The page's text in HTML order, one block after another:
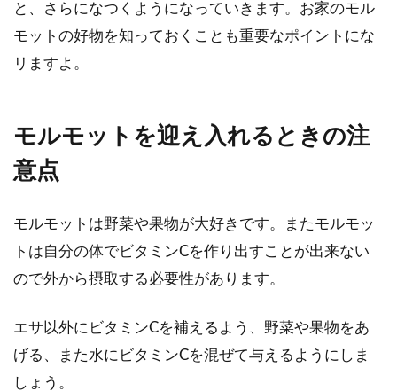
と、さらになつくようになっていきます。お家のモル
モットの好物を知っておくことも重要なポイントにな
リますよ。
モルモットを迎え入れるときの注
意点
モルモットは野菜や果物が大好きです。またモルモッ
トは自分の体でビタミンCを作り出すことが出来ない
ので外から摂取する必要性があります。
エサ以外にビタミンCを補えるよう、野菜や果物をあ
げる、また水にビタミンCを混ぜて与えるようにしま
しょう。